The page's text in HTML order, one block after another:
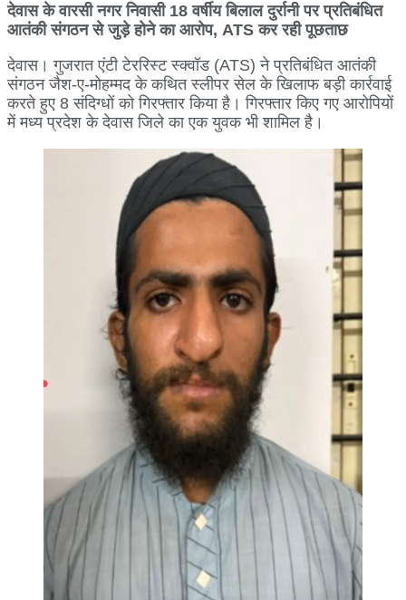
देवास के वारसी नगर निवासी 18 वर्षीय बिलाल दुर्रानी पर प्रतिबंधित
आतंकी संगठन से जुड़े होने का आरोप, ATS कर रही पूछताछ
देवास। गुजरात एंटी टेररिस्ट स्क्वॉड (ATS) ने प्रतिबंधित आतंकी
संगठन जैश-ए-मोहम्मद के कथित स्लीपर सेल के खिलाफ बड़ी कार्रवाई
करते हुए 8 संदिग्धों को गिरफ्तार किया है। गिरफ्तार किए गए आरोपियों
में मध्य प्रदेश के देवास जिले का एक युवक भी शामिल है।